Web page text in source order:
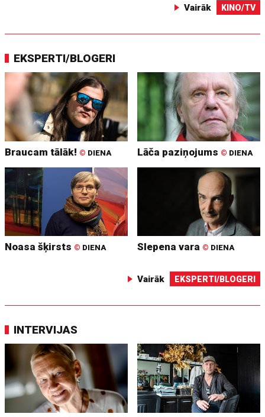
Vairāk KINO/TV
EKSPERTI/BLOGERI
Braucam tālāk! © DIENA Lāča paziņojums © DIENA
Noasa šķirsts © DIENA Slepena vara © DIENA
Vairāk EKSPERTI/BLOGERI
INTERVIJAS